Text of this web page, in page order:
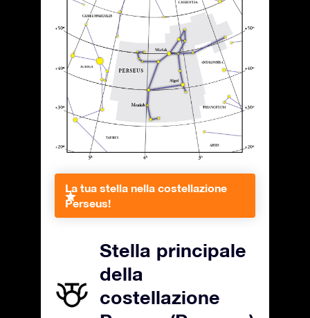
La tua stella nella costellazione
Perseus!
Stella principale
della
costellazione